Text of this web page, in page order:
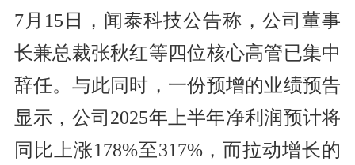
7月15日，闻泰科技公告称，公司董事
长兼总裁张秋红等四位核心高管已集中
辞任。与此同时，一份预增的业绩预告
显示，公司2025年上半年净利润预计将
同比上涨178%至317%，而拉动增长的